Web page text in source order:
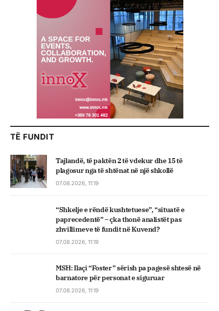
TË FUNDIT
Tajlandë, të paktën 2 të vdekur dhe 15 të
plagosur nga të shtënat në një shkollë
07.08.2026, 11:19
“Shkelje e rëndë kushtetuese”, “situatë e
paprecedentë” – çka thonë analistët pas
zhvillimeve të fundit në Kuvend?
07.08.2026, 11:19
MSH: Ilaçi “Foster” sërish pa pagesë shtesë në
barnatore për personat e siguruar
07.08.2026, 11:19